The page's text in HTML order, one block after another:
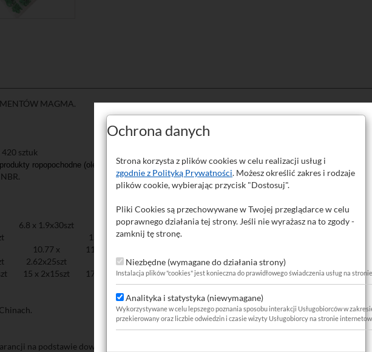
MAGMA.
sztuk
ropopochodne (olej napędowy,benzyna).
6.8 x 1.9x30szt
7.65 x
1.78x35szt
7.8 x 1.9x30szt 8 x 2x30szt
10.77 x
2.62x25szt
11 x 2x25szt
1.8x25szt
15 x 2x15szt 17 x 2x15szt
17.17 x
1.78x15szt
17.04 x
3.53x15szt
na podstawie dowodu zakupu.
Ochrona danych
Strona korzysta z plików cookies w celu realizacji usług i
zgodnie z Polityką Prywatności. Możesz określić zakres i rodzaje
plików cookie, wybierając przycisk "Dostosuj".
Pliki Cookies są przechowywane w Twojej przeglądarce w celu
poprawnego działania tej strony. Jeśli nie wyrażasz na to zgody -
zamknij tę stronę.
Niezbędne (wymagane do działania strony)
Instalacja plików "cookies" jest konieczna do prawidłowego świadczenia usług na
Analityka i statystyka (niewymagane)
Wykorzystywane w celu lepszego poznania sposobu interakcji Usługobiorców w
przekierowany oraz liczbie odwiedzin i czasie wizyty Usługobiorcy na stronie